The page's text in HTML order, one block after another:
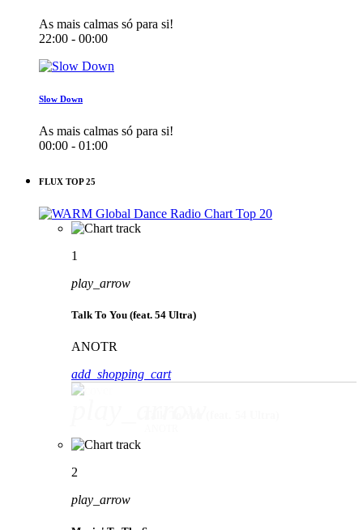
As mais calmas só para si!
22:00 - 00:00
Slow Down
As mais calmas só para si!
00:00 - 01:00
FLUX TOP 25
1
play_arrow
Talk To You (feat. 54 Ultra)
ANOTR
add_shopping_cart
2
play_arrow